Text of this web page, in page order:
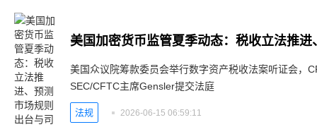
美国众议院筹款委员会举行数字资产税收法案听证会，
SEC/CFTC主席Gensler提交法庭
法规 2026-06-15 06:59:11